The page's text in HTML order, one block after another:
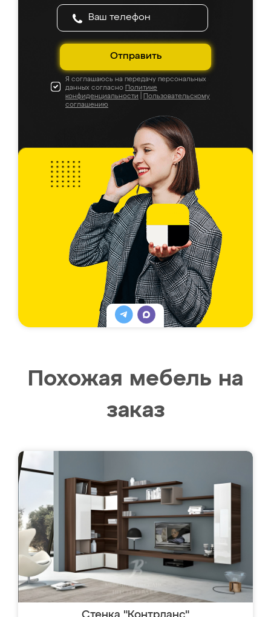
Отправить
Я соглашаюсь на передачу персональных
данных согласно Политике
конфиденциальности
Пользовательскому
соглашению
Похожая мебель на
заказ